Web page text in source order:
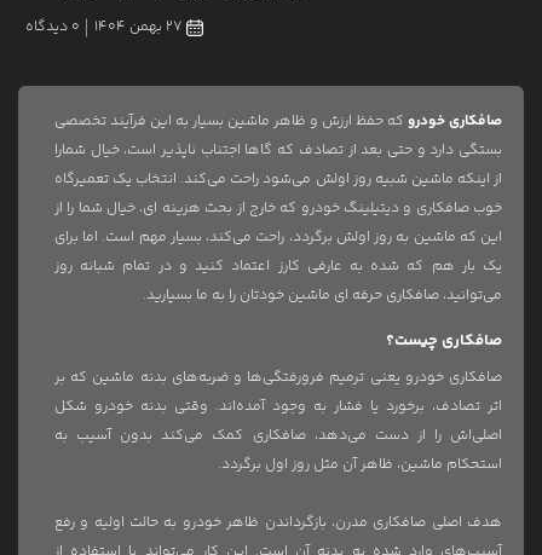
27 بهمن 1404
0 دیدگاه
صافکاری خودرو که حفظ ارزش و ظاهر ماشین بسیار به این فرآیند تخصصی
بستگی دارد و حتی بعد از تصادف که گاها اجتناب ناپذیر است، خیال شمارا
از اینکه ماشین شبیه روز اولش می‌شود راحت می‌کند. انتخاب یک تعمیرگاه
خوب صافکاری و دیتیلینگ خودرو که خارج از بحث هزینه ای، خیال شما را از
این که ماشین به روز اولش برگردد، راحت می‌کند، بسیار مهم است. اما برای
یک بار هم که شده به عارفی کارز اعتماد کنید و در تمام شبانه روز
می‌توانید، صافکاری حرفه ای ماشین خودتان را به ما بسپارید.
صافکاری چیست؟
صافکاری خودرو یعنی ترمیم فرورفتگی‌ها و ضربه‌های بدنه ماشین که بر
اثر تصادف، برخورد یا فشار به وجود آمده‌اند. وقتی بدنه خودرو شکل
اصلی‌اش را از دست می‌دهد، صافکاری کمک می‌کند بدون آسیب به
استحکام ماشین، ظاهر آن مثل روز اول برگردد.
هدف اصلی صافکاری مدرن، بازگرداندن ظاهر خودرو به حالت اولیه و رفع